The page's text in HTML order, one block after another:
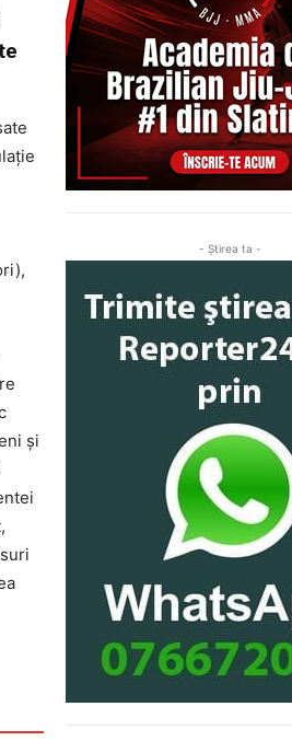
şi
- Ştirea ta -